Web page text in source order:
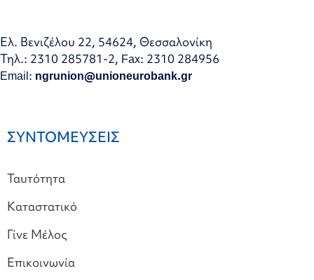
Ελ. Βενιζέλου 22, 54624, Θεσσαλονίκη
Τηλ.: 2310 285781-2, Fax: 2310 284956
Email: ngrunion@unioneurobank.gr
ΣΥΝΤΟΜΕΥΣΕΙΣ
Ταυτότητα
Καταστατικό
Γίνε Μέλος
Επικοινωνία